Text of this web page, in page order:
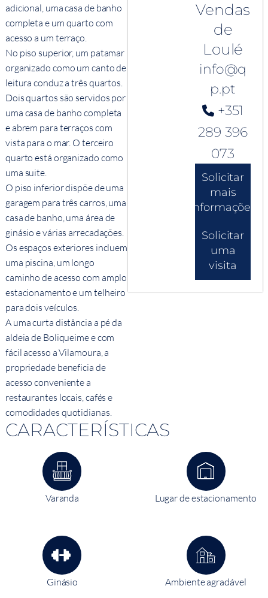
adicional, uma casa de banho
completa e um quarto com
acesso a um terraço.
No piso superior, um patamar
organizado como um canto de
leitura conduz a três quartos.
Dois quartos são servidos por
uma casa de banho completa
e abrem para terraços com
vista para o mar. O terceiro
quarto está organizado como
uma suite.
O piso inferior dispõe de uma
garagem para três carros, uma
casa de banho, uma área de
ginásio e várias arrecadações.
Os espaços exteriores incluem
uma piscina, um longo
caminho de acesso com amplo
estacionamento e um telheiro
para dois veículos.
A uma curta distância a pé da
aldeia de Boliqueime e com
fácil acesso a Vilamoura, a
propriedade beneficia de
acesso conveniente a
restaurantes locais, cafés e
comodidades quotidianas.
Vendas
de
Loulé
info@q
p.pt
+351
289 396
073
Solicitar
mais
informações
Solicitar
uma
visita
CARACTERÍSTICAS
Varanda Lugar de estacionamento
Ginásio Ambiente agradável